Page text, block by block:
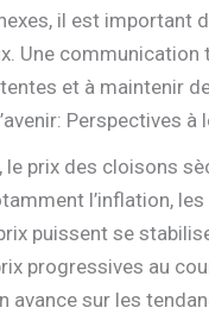
il est important
Une
et à maintenir
Perspectives
le prix des cloisons
l’inflation,
puissent se
progressives au
avance sur les